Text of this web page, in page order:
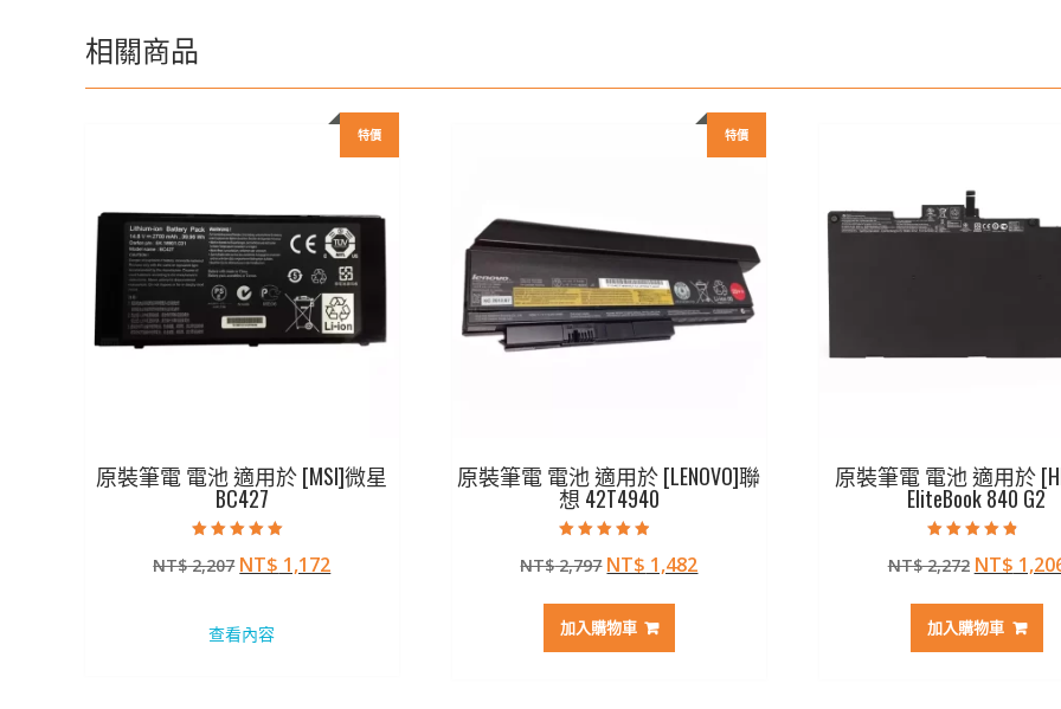
相關商品
特價
原裝筆電 電池 適用於 [MSI]微星
BC427
5.00
滿分 5
NT$2,207 原
格：
NT$ 1,172目
查看內容
特價
原裝筆電 電池 適用於 [LENOVO]聯
想 42T4940
4.50
滿分 5
NT$2,797 原
價
格：
NT$ 1,482目
加入購物車
原裝筆電 電池 適用於
EliteBook 840 G2
4.50
滿分 5
NT$2,272 原
價
格：
NT$
加入購物車